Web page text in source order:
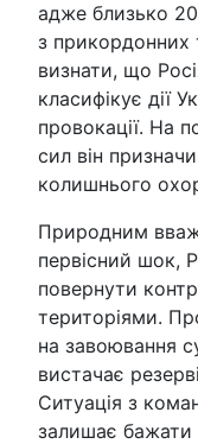
адже близько
з прикордонних
визнати, що
класифікує дії
провокації. На
сил він
колишнього
Природним
первісний шок,
повернути
територіями.
на завоювання
вистачає
Ситуація з
залишає бажати